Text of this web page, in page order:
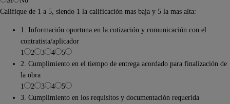
Califique de 1 a 5, siendo 1 la calificación mas baja y 5 la mas alta:
1. Información oportuna en la cotización y comunicación con el
contratista/aplicador
1
2 3 4
5
2. Cumplimiento en el tiempo de entrega acordado para finalización de
la obra
1
2 3 4
5
3. Cumplimiento en los requisitos y documentación requerida